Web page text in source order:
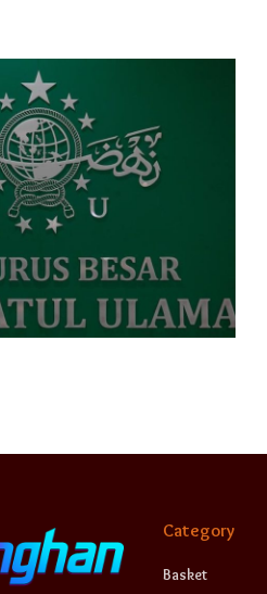
Category
Basket